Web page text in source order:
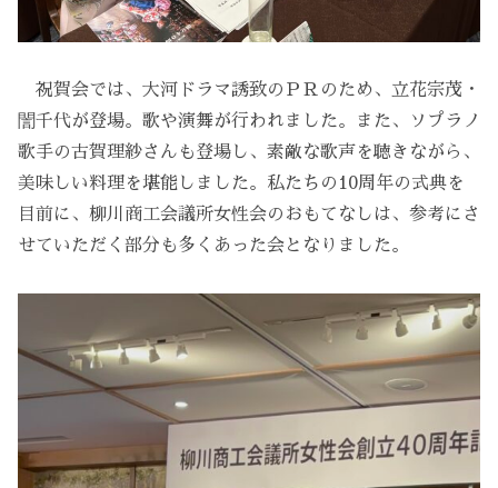
祝賀会では、大河ドラマ誘致のＰＲのため、立花宗茂・
誾千代が登場。歌や演舞が行われました。また、ソプラノ
歌手の古賀理紗さんも登場し、素敵な歌声を聴きながら、
美味しい料理を堪能しました。私たちの10周年の式典を
目前に、柳川商工会議所女性会のおもてなしは、参考にさ
せていただく部分も多くあった会となりました。